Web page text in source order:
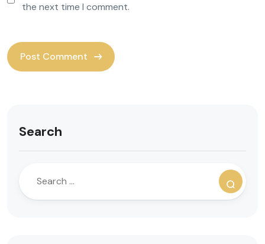
the next time I comment.
Search